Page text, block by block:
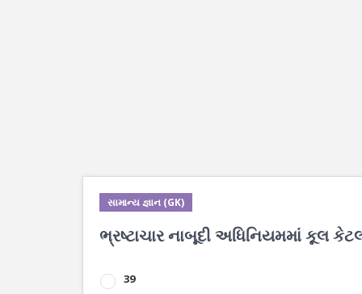
સામાન્ય જ્ઞાન (GK)
ભ્રષ્ટાચાર નાબૂદી અધિનિયમમાં કૂલ
39